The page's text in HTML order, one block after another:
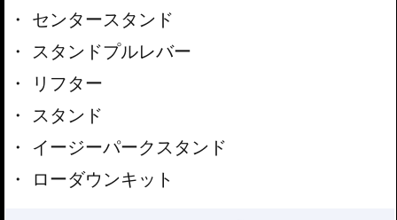
センタースタンド
スタンドプルレバー
リフター
スタンド
イージーパークスタンド
ローダウンキット